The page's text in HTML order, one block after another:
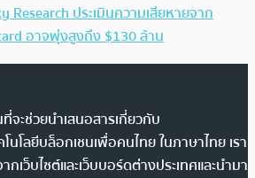
Research ประเมินความเสียหายจาก
อาจพุ่งสูงถึง $130 ล้าน
จะช่วยนำเสนอสารเกี่ยวกับ
นโลยีบล็อกเชนเพื่อคนไทย ในภาษาไทย เรา
เว็บไซต์และเว็บบอร์ดต่างประเทศและนำมา